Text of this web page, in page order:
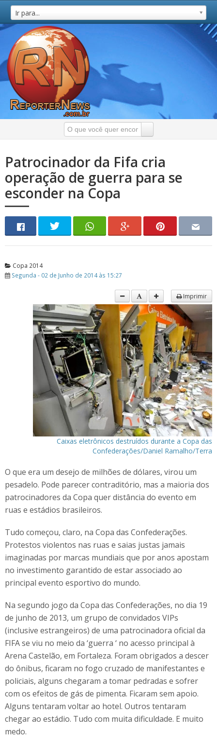
Ir para...
Patrocinador da Fifa cria
operação de guerra para se
esconder na Copa
Copa 2014
Segunda - 02 de Junho de 2014 às 15:27
Imprimir
Caixas eletrônicos destruídos durante a Copa das
Confederações/Daniel Ramalho/Terra
O que era um desejo de milhões de dólares, virou um
pesadelo. Pode parecer contraditório, mas a maioria dos
patrocinadores da Copa quer distância do evento em
ruas e estádios brasileiros.
Tudo começou, claro, na Copa das Confederações.
Protestos violentos nas ruas e saias justas jamais
imaginadas por marcas mundiais que por anos apostam
no investimento garantido de estar associado ao
principal evento esportivo do mundo.
Na segundo jogo da Copa das Confederações, no dia 19
de junho de 2013, um grupo de convidados VIPs
(inclusive estrangeiros) de uma patrocinadora oficial da
FIFA se viu no meio da ‘guerra ‘ no acesso principal à
Arena Castelão, em Fortaleza. Foram obrigados a descer
do ônibus, ficaram no fogo cruzado de manifestantes e
policiais, alguns chegaram a tomar pedradas e sofrer
com os efeitos de gás de pimenta. Ficaram sem apoio.
Alguns tentaram voltar ao hotel. Outros tentaram
chegar ao estádio. Tudo com muita dificuldade. E muito
medo.